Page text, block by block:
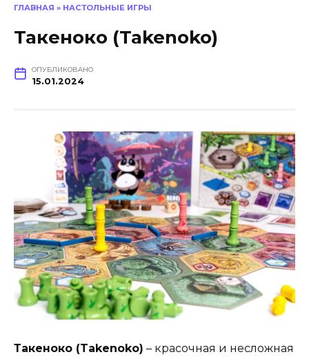
ГЛАВНАЯ » НАСТОЛЬНЫЕ ИГРЫ
Такеноко (Takenoko)
ОПУБЛИКОВАНО
15.01.2024
Такеноко (Takenoko) – красочная и несложная